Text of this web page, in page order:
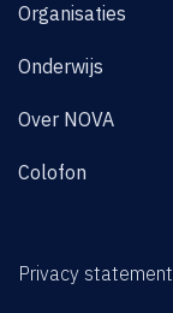
Organisaties
Onderwijs
Over NOVA
Colofon
Privacy statement